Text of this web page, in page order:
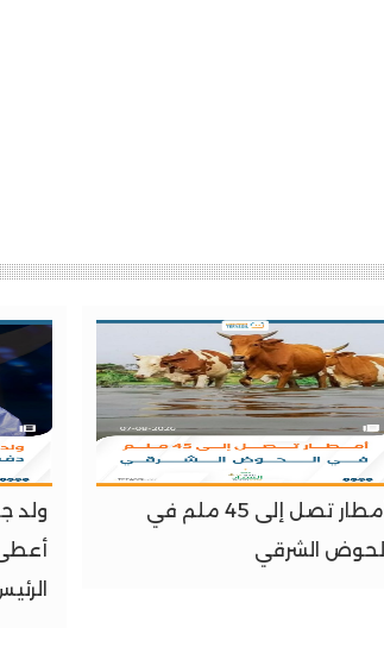
أمطار تصل إلى 45 ملم في
الحوض الشرقي
ولد